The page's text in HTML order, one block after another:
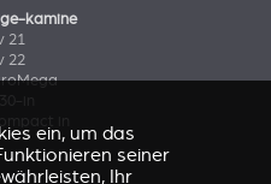
kamine
21
22
ein, um das
seiner
Ihr